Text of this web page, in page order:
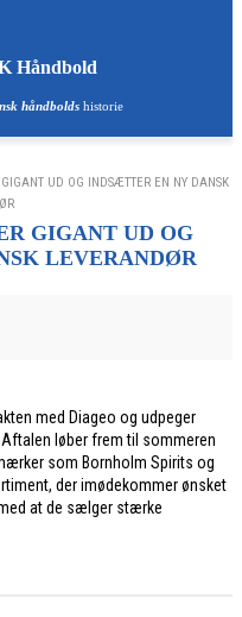
Håndbold
håndboldshistorie
GIGANT UD OG INDSÆTTER EN NY DANSK
GIGANT UD OG
LEVERANDØR
med Diageo og udpeger
løber frem til sommeren
som Bornholm Spirits og
der imødekommer ønsket
at de sælger stærke